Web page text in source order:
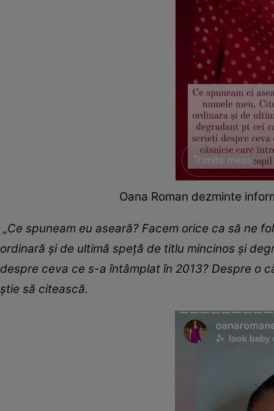
Oana Roman dezminte
„Ce spuneam eu aseară? Facem orice ca să ne
ordinară și de ultimă speță de titlu mincinos și
despre ceva ce s-a întâmplat în 2013? Despre o
știe să citească.